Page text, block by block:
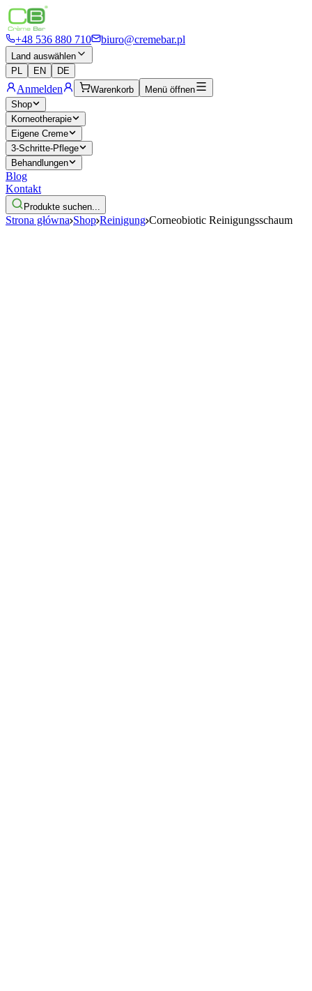
+48 536 880 710 biuro@cremebar.pl
Land auswählen
PL
EN DE
Anmelden Warenkorb
Menü öffnen
Shop
Korneotherapie
Eigene Creme
3-Schritte-Pflege
Behandlungen
Blog
Kontakt
Produkte suchen...
Strona główna Shop Reinigung Corneobiotic Reinigungsschaum